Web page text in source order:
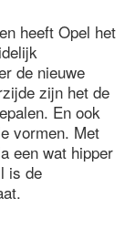
heeft Opel het
de nieuwe
zijn het de
En ook
vormen. Met
een wat hipper
is de